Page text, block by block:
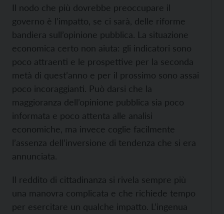
Il nodo che più dovrebbe preoccupare il
governo è l’impatto, se ci sarà, delle riforme
bandiera sull’opinione pubblica. La situazione
economica certo non aiuta: gli indicatori sono
poco attraenti e le prospettive per la seconda
metà di quest’anno e per il prossimo sono assai
poco incoraggianti. Può darsi che la
maggioranza dell’opinione pubblica sia poco
informata e poco attenta alle analisi
economiche, ma invece coglie facilmente
l’assenza dell’inversione di tendenza che si era
annunciata.
Il reddito di cittadinanza si rivela sempre più
una manovra complicata e che richiede tempo
per esercitare un qualche impatto. L’ingenua